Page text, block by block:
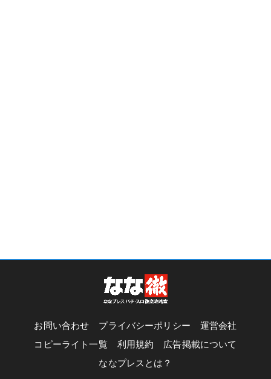
お問い合わせ プライバシーポリシー
運営会社
コピーライト一覧
利用規約
広告掲載について
ななプレスとは？